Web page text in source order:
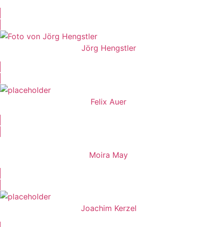
Jörg Hengstler
Felix Auer
Moira May
Joachim Kerzel